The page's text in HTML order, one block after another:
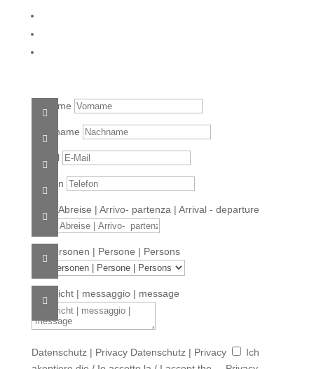
Vorname
Nachname
E-Mail
Telefon
An- & Abreise | Arrivo- partenza | Arrival - departure
Nr. Personen | Persone | Persons
Nachricht | messaggio | message
Datenschutz | Privacy Datenschutz | Privacy
Ich